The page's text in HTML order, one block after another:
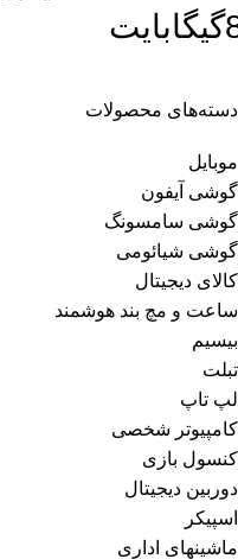
دسته‌های محصولات
موبایل
گوشی آیفون
گوشی سامسونگ
گوشی شیائومی
کالای دیجیتال
ساعت و مچ بند هوشمند
بیسیم
تبلت
لپ تاپ
کامپیوتر شخصی
کنسول بازی
دوربین دیجیتال
اسپیکر
ماشینهای اداری